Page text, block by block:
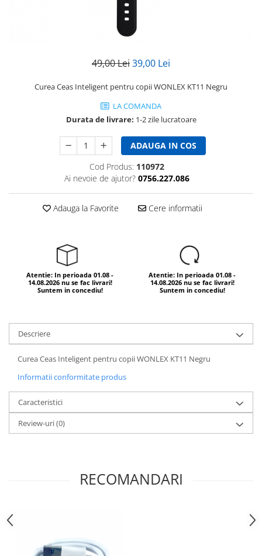
49,00 Lei39,00 Lei
Curea Ceas Inteligent pentru copii WONLEX KT11 Negru
LA COMANDA
Durata de livrare: 1-2 zile lucratoare
ADAUGA IN COS
Cod Produs: 110972
Ai nevoie de ajutor? 0756.227.086
Adauga la Favorite Cere informatii
Atentie: In perioada 01.08 -
14.08.2026 nu se fac livrari!
Suntem in concediu!
Atentie: In perioada 01.08 -
14.08.2026 nu se fac livrari!
Suntem in concediu!
Descriere
Curea Ceas Inteligent pentru copii WONLEX KT11 Negru
Informatii conformitate produs
Caracteristici
Review-uri(0)
RECOMANDARI